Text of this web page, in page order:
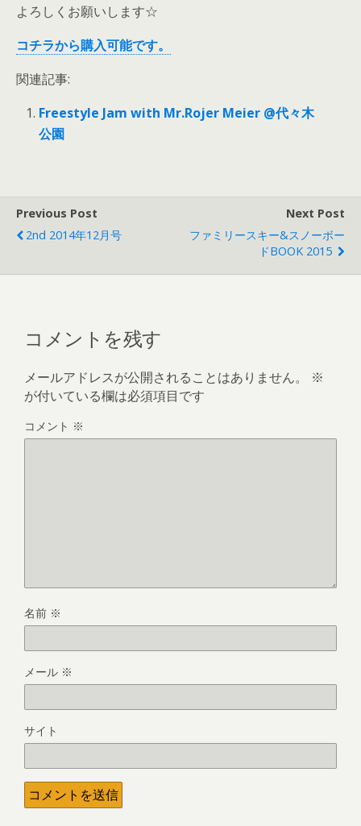
よろしくお願いします☆
コチラから購入可能です。
関連記事:
Freestyle Jam with Mr.Rojer Meier @代々木
公園
Previous Post
2nd 2014年12月号
Next Post
ファミリースキー&スノーボー
ドBOOK 2015
コメントを残す
メールアドレスが公開されることはありません。
※
が付いている欄は必須項目です
コメント ※
名前 ※
メール ※
サイト